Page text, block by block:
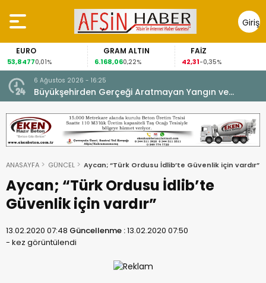
Giriş
Yap
EURO
53,84770,01%
GRAM ALTIN
6.168,060,22%
FAİZ
42,31-0,35%
6 Ağustos 2026 - 16:25
Büyükşehirden Gerçeği Aratmayan Yangın ve
Kurtarma Tatbikatı.
ANASAYFA GÜNCEL Aycan; “Türk Ordusu İdlib’te Güvenlik için vardır”
Aycan; “Türk Ordusu İdlib’te
Güvenlik için vardır”
13.02.2020 07:48 Güncellenme :13.02.2020 07:50
- kez görüntülendi